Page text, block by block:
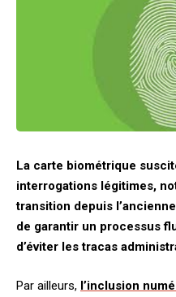
La carte biométrique
interrogations légitimes,
transition depuis
de garantir un processus
d’éviter les tracas
Par ailleurs, l’inclusion